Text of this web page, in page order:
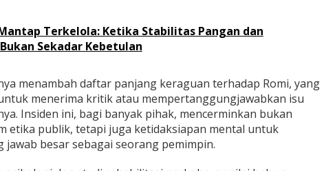
Terkelola: Ketika Stabilitas Pangan dan
Sekadar Kebetulan
menambah daftar panjang keraguan terhadap Romi, yang
menerima kritik atau mempertanggungjawabkan isu
Insiden ini, bagi banyak pihak, mencerminkan bukan
etika publik, tetapi juga ketidaksiapan mental untuk
besar sebagai seorang pemimpin.